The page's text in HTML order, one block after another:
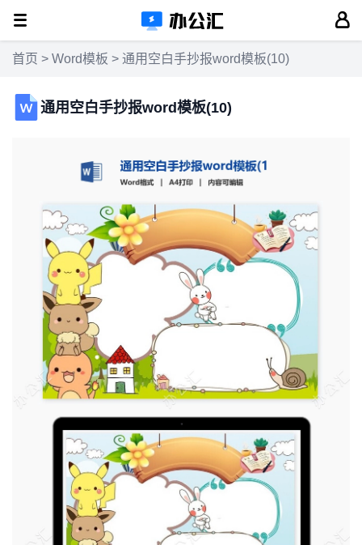
首页 > Word模板 > 通用空白手抄报word模板(10)
通用空白手抄报word模板(10)